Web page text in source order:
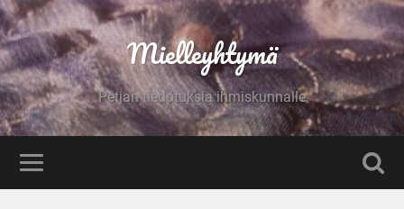
Mielleyhtymä
Petjan tiedotuksia ihmiskunnalle